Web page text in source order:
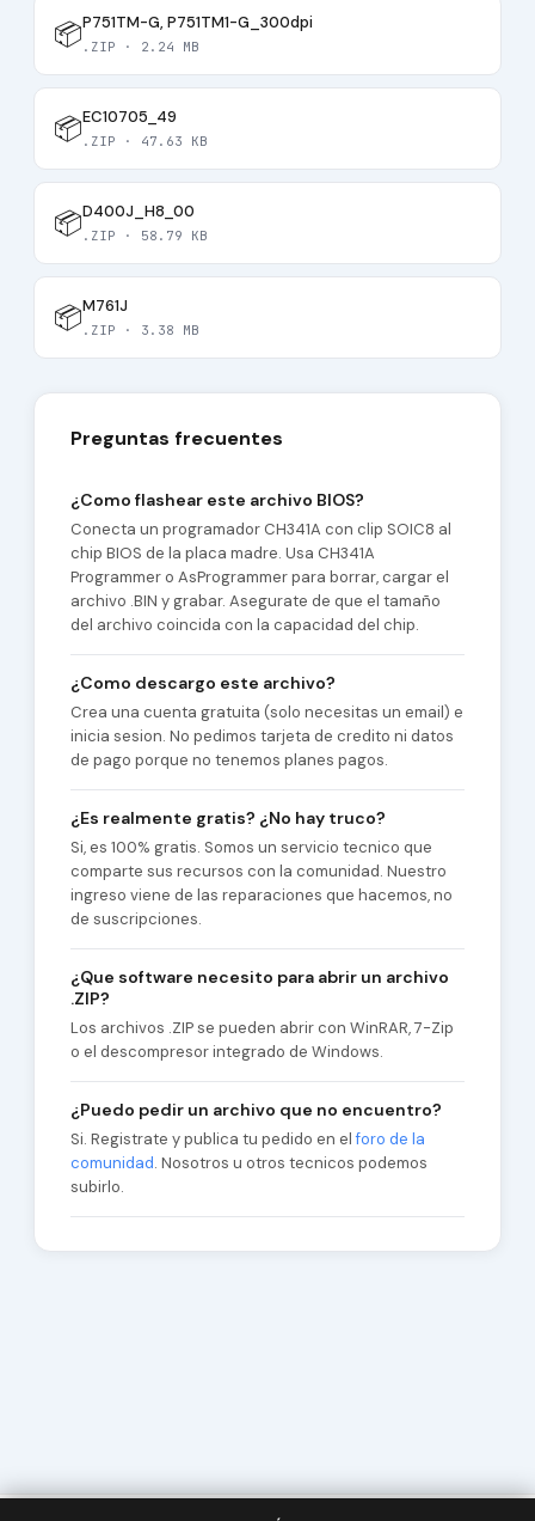
📦P751TM-G, P751TM1-G_300dpi
.ZIP · 2.24 MB
📦EC10705_49
.ZIP · 47.63 KB
📦D400J_H8_00
.ZIP · 58.79 KB
📦M761J
.ZIP · 3.38 MB
Preguntas frecuentes
¿Como flashear este archivo BIOS?
Conecta un programador CH341A con clip SOIC8 al
chip BIOS de la placa madre. Usa CH341A
Programmer o AsProgrammer para borrar, cargar el
archivo .BIN y grabar. Asegurate de que el tamaño
del archivo coincida con la capacidad del chip.
¿Como descargo este archivo?
Crea una cuenta gratuita (solo necesitas un email) e
inicia sesion. No pedimos tarjeta de credito ni datos
de pago porque no tenemos planes pagos.
¿Es realmente gratis? ¿No hay truco?
Si, es 100% gratis. Somos un servicio tecnico que
comparte sus recursos con la comunidad. Nuestro
ingreso viene de las reparaciones que hacemos, no
de suscripciones.
¿Que software necesito para abrir un archivo
.ZIP?
Los archivos .ZIP se pueden abrir con WinRAR, 7-Zip
o el descompresor integrado de Windows.
¿Puedo pedir un archivo que no encuentro?
Si. Registrate y publica tu pedido en elforo de la
comunidad. Nosotros u otros tecnicos podemos
subirlo.